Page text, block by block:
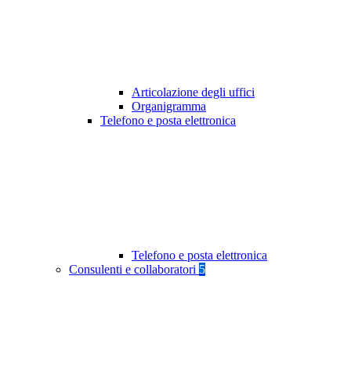
Articolazione degli uffici
Organigramma
Telefono e posta elettronica
Telefono e posta elettronica
Consulenti e collaboratori 5